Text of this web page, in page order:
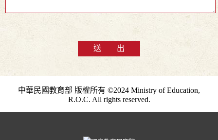
送 出
中華民國教育部 版權所有 ©2024 Ministry of Education,
R.O.C. All rights reserved.